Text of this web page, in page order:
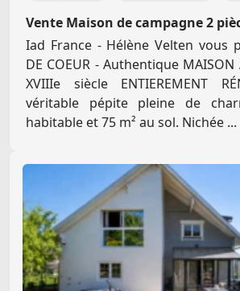
Vente Maison de campagne 2
Iad France - Hélène Velten vous
DE COEUR - Authentique MAISON
XVIIIe siècle ENTIEREMENT
véritable pépite pleine de
habitable et 75 m² au sol. Nichée ...